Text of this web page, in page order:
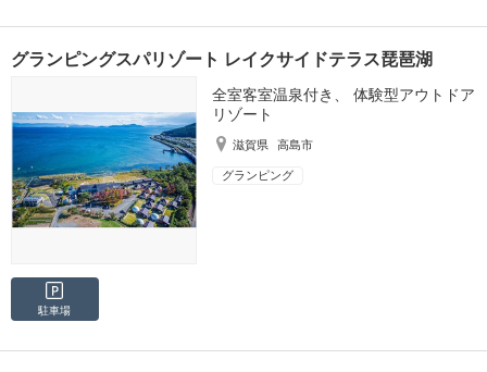
グランピングスパリゾート レイクサイドテラス琵琶湖
全室客室温泉付き、 体験型アウトドア
リゾート
滋賀県 高島市
グランピング
駐車場